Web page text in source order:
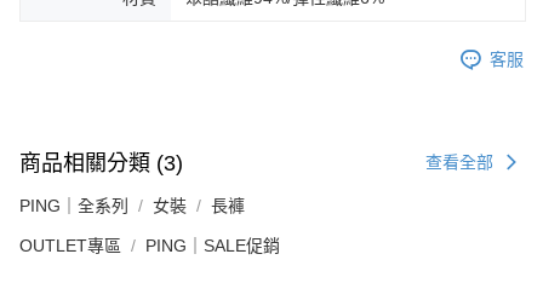
客服
商品相關分類 (3) 查看全部
PING｜全系列 女裝 長褲
OUTLET專區 PING｜SALE促銷